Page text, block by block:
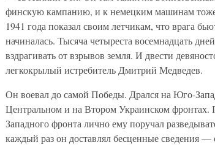
финскую кампанию, и к немецким машинам
1941 года показал своим летчикам, что врага
начиналась. Тысяча четыреста восемнадцать
вздрагивать от взрывов земля. И двести
легкокрылый истребитель Дмитрий Медведев.
Он воевал до самой Победы. Дрался на Юго-
Центральном и на Втором Украинском
Западного фронта лично ему поручал
каждый раз он доставлял бесценные сведения —